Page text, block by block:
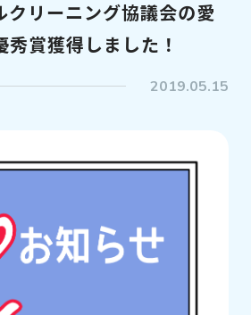
リーニング協議会の愛
賞獲得しました！
2019.05.15